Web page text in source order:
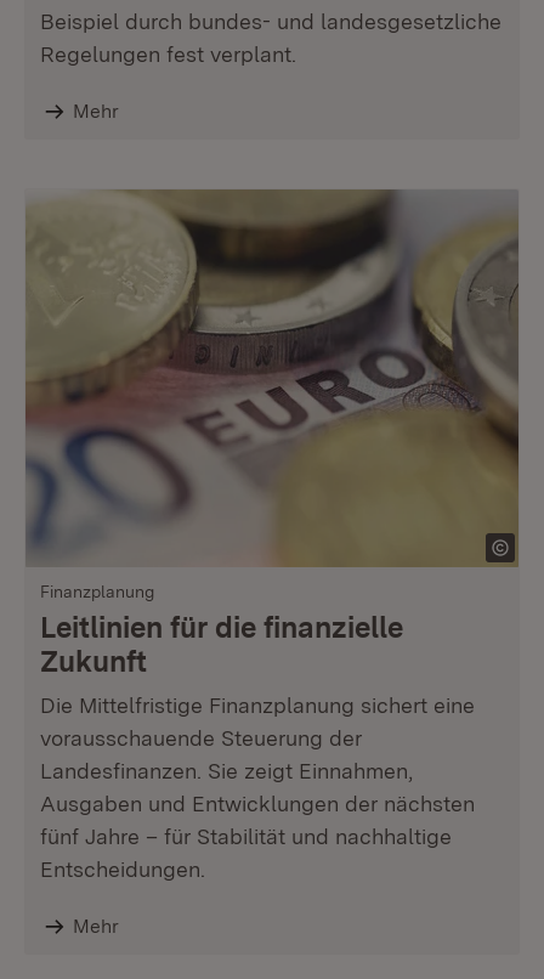
Beispiel durch bundes- und landesgesetzliche
Regelungen fest verplant.
Mehr
Finanzplanung
Leitlinien für die finanzielle
Zukunft
Die Mittelfristige Finanzplanung sichert eine
vorausschauende Steuerung der
Landesfinanzen. Sie zeigt Einnahmen,
Ausgaben und Entwicklungen der nächsten
fünf Jahre – für Stabilität und nachhaltige
Entscheidungen.
Mehr